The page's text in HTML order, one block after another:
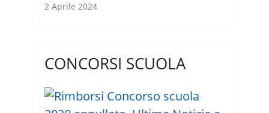
2 Aprile 2024
CONCORSI SCUOLA